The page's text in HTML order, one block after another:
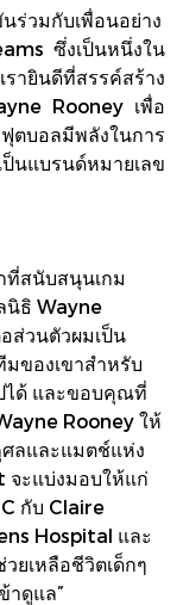
นร่วมกับเพื่อนอย่าง
ซึ่งเป็นหนึ่งใน
ายินดีที่สรรค์สร้าง
Rooney เพื่อ
บอลมีพลังในการ
นแบรนด์หมายเลข
ที่สนับสนุนเกม
นิธิ Wayne
ส่วนตัวผมเป็น
ของเขาสำหรับ
ได้ และขอบคุณที่
Rooney ให้
ลและแมตช์แห่ง
จะแบ่งมอบให้แก่
กับ Claire
Hospital และ
ยเหลือชีวิตเด็กๆ
าดูแล”